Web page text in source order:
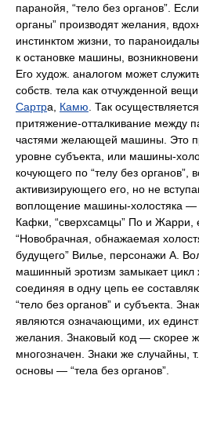
паранойя, “тело без органов”.
органы” производят желания,
инстинктом жизни, то
к остановке машины,
Его худож. аналогом может
собств. тела как отчужденной
Сартра, Камю . Так
притяжение-отталкивание между
частями желающей машины. Это
уровне субъекта, или машины-
кочующего по “телу без органов”,
активизирующего его, но не
воплощение машины-холостяка —
Кафки, “сверхсамцы” По и
“Новобрачная, обнажаемая
будущего” Вилье, персонажи А.
машинный эротизм замыкает
соединяя в одну цепь ее
“тело без органов” и субъекта.
являются означающими, их
желания. Знаковый код — скорее
многозначен. Знаки же случайны,
основы — “тела без органов”.